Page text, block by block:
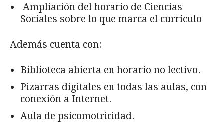
Ampliación del horario de Ciencias
Sociales sobre lo que marca el currículo
Además cuenta con:
Biblioteca abierta en horario no lectivo.
Pizarras digitales en todas las aulas, con
conexión a Internet.
Aula de psicomotricidad.